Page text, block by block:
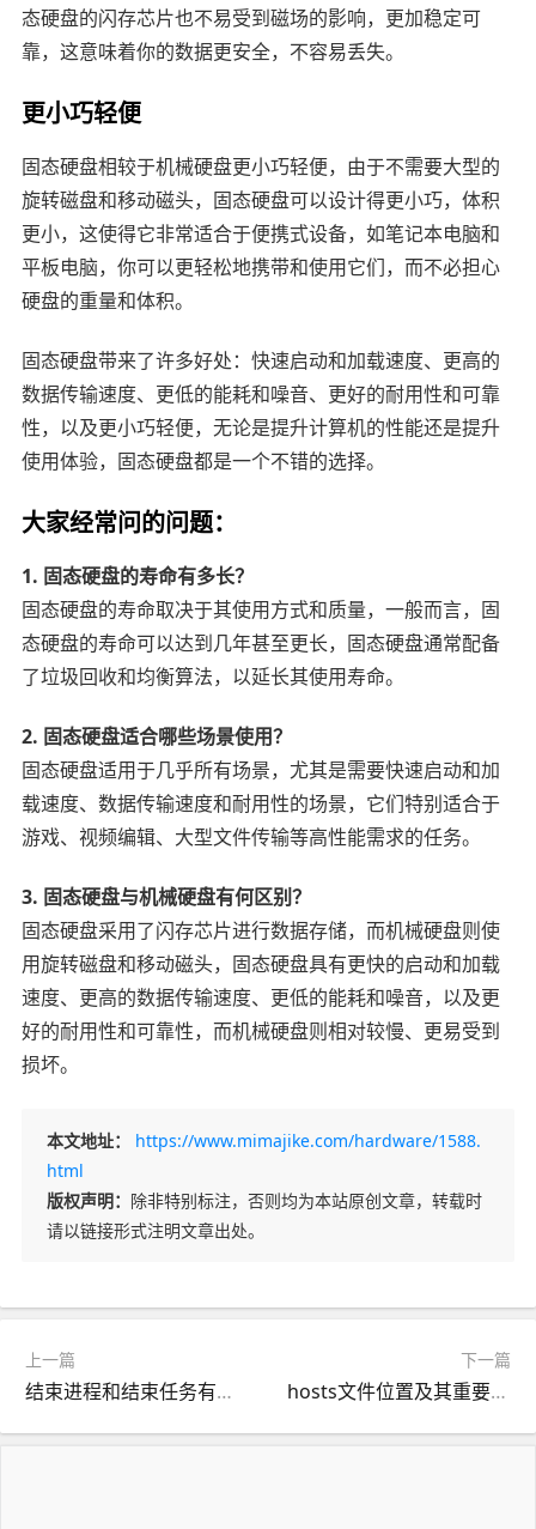
态硬盘的闪存芯片也不易受到磁场的影响，更加稳定可
靠，这意味着你的数据更安全，不容易丢失。
更小巧轻便
固态硬盘相较于机械硬盘更小巧轻便，由于不需要大型的
旋转磁盘和移动磁头，固态硬盘可以设计得更小巧，体积
更小，这使得它非常适合于便携式设备，如笔记本电脑和
平板电脑，你可以更轻松地携带和使用它们，而不必担心
硬盘的重量和体积。
固态硬盘带来了许多好处：快速启动和加载速度、更高的
数据传输速度、更低的能耗和噪音、更好的耐用性和可靠
性，以及更小巧轻便，无论是提升计算机的性能还是提升
使用体验，固态硬盘都是一个不错的选择。
大家经常问的问题：
1. 固态硬盘的寿命有多长？
固态硬盘的寿命取决于其使用方式和质量，一般而言，固
态硬盘的寿命可以达到几年甚至更长，固态硬盘通常配备
了垃圾回收和均衡算法，以延长其使用寿命。
2. 固态硬盘适合哪些场景使用？
固态硬盘适用于几乎所有场景，尤其是需要快速启动和加
载速度、数据传输速度和耐用性的场景，它们特别适合于
游戏、视频编辑、大型文件传输等高性能需求的任务。
3. 固态硬盘与机械硬盘有何区别？
固态硬盘采用了闪存芯片进行数据存储，而机械硬盘则使
用旋转磁盘和移动磁头，固态硬盘具有更快的启动和加载
速度、更高的数据传输速度、更低的能耗和噪音，以及更
好的耐用性和可靠性，而机械硬盘则相对较慢、更易受到
损坏。
本文地址：
https://www.mimajike.com/hardware/1588.
html
版权声明： 除非特别标注，否则均为本站原创文章，转载时
请以链接形式注明文章出处。
上一篇
结束进程和结束任务有什么区别？
下一篇
hosts文件位置及其重要性：网络配置的核心